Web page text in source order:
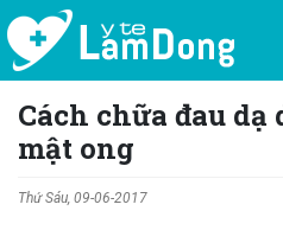
Cách chữa đau dạ
mật ong
Thứ Sáu, 09-06-2017